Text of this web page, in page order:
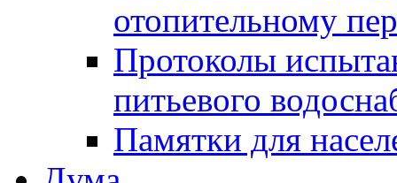
отопительному
Протоколы
питьевого
Памятки для